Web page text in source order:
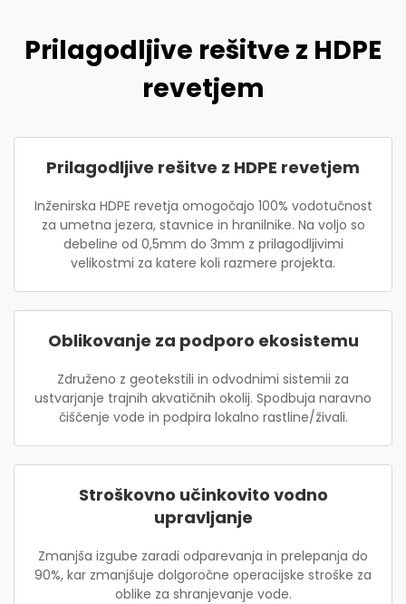
Prilagodljive rešitve z HDPE
revetjem
Prilagodljive rešitve z HDPE revetjem
Inženirska HDPE revetja omogočajo 100% vodotučnost
za umetna jezera, stavnice in hranilnike. Na voljo so
debeline od 0,5mm do 3mm z prilagodljivimi
velikostmi za katere koli razmere projekta.
Oblikovanje za podporo ekosistemu
Združeno z geotekstili in odvodnimi sistemii za
ustvarjanje trajnih akvatičnih okolij. Spodbuja naravno
čiščenje vode in podpira lokalno rastline/živali.
Stroškovno učinkovito vodno
upravljanje
Zmanjša izgube zaradi odparevanja in prelepanja do
90%, kar zmanjšuje dolgoročne operacijske stroške za
oblike za shranjevanje vode.